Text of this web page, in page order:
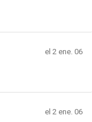
el 2 ene. 06
el 2 ene. 06